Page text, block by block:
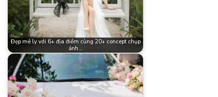
Đẹp mê ly với 6+ địa điểm cùng 20+ concept chụp
ảnh…